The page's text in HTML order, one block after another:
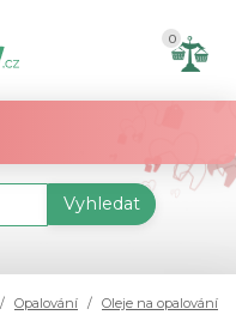
0
Vyhledat
Opalování Oleje na opalování